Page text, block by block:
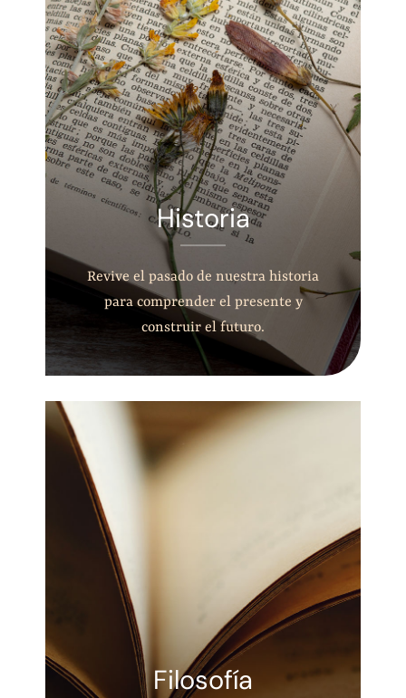
Historia
Revive el pasado de nuestra historia
para comprender el presente y
construir el futuro.
Filosofía